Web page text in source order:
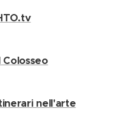
Colosseo
nell'arte